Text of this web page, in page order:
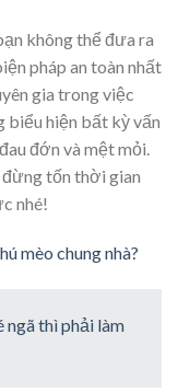
không thể đưa ra
pháp an toàn nhất
gia trong việc
biểu hiện bất kỳ vấn
đớn và mệt mỏi.
đừng tốn thời gian
nhé!
mèo chung nhà?
ngã thì phải làm